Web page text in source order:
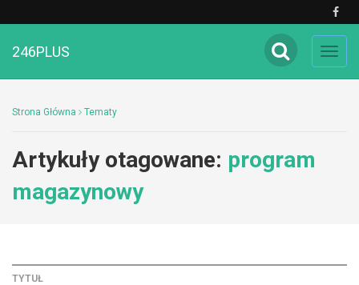
246PLUS
Strona Główna Tematy
Artykuły otagowane: program
magazynowy
TYTUŁ